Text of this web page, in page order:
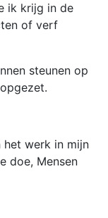
ik krijg in de
of verf
steunen op
het werk in mijn
doe, Mensen